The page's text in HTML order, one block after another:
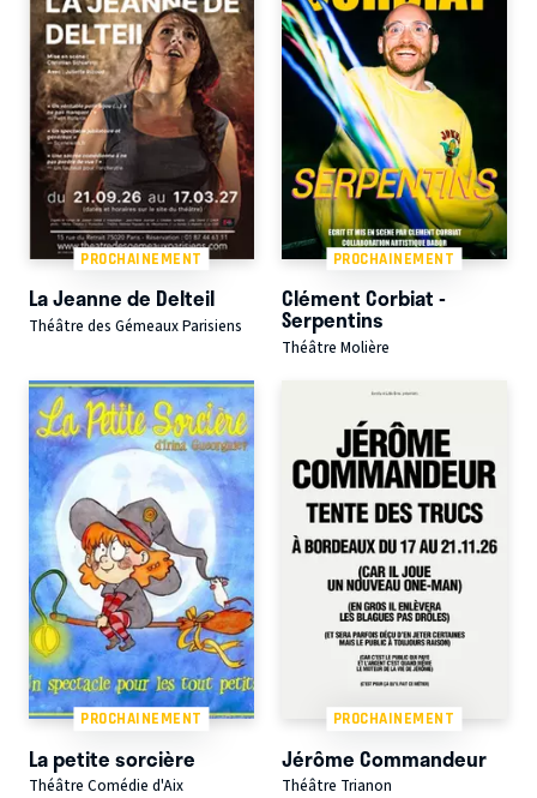
PROCHAINEMENT
La Jeanne de Delteil
Théâtre des Gémeaux Parisiens
PROCHAINEMENT
Clément Corbiat -
Serpentins
Théâtre Molière
PROCHAINEMENT
La petite sorcière
Théâtre Comédie d'Aix
PROCHAINEMENT
Jérôme Commandeur
Théâtre Trianon